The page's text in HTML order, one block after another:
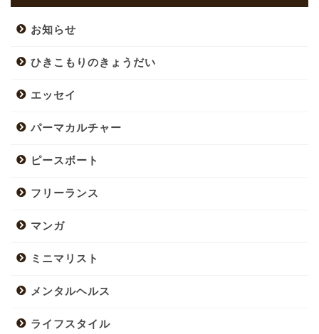
お知らせ
ひきこもりのきょうだい
エッセイ
パーマカルチャー
ピースボート
フリーランス
マンガ
ミニマリスト
メンタルヘルス
ライフスタイル